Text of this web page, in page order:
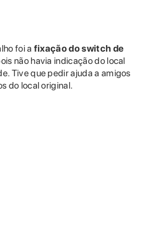
foi a fixação do switch de
não havia indicação do local
Tive que pedir ajuda a amigos
do local original.